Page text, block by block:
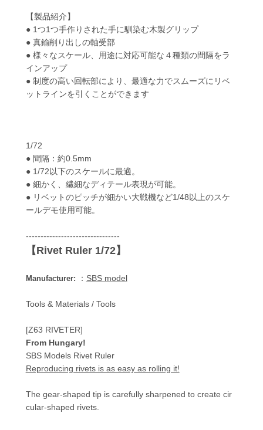
【製品紹介】
● 1つ1つ手作りされた手に馴染む木製グリップ
● 真鍮削り出しの軸受部
● 様々なスケール、用途に対応可能な４種類の間隔をラ
インアップ
● 制度の高い回転部により、最適な力でスムーズにリベ
ットラインを引くことができます
1/72
● 間隔：約0.5mm
● 1/72以下のスケールに最適。
● 細かく、繊細なディテール表現が可能。
● リベットのピッチが細かい大戦機など1/48以上のスケ
ールデモ使用可能。
--------------------------------
【Rivet Ruler 1/72】
Manufacturer: ： SBS model
Tools & Materials / Tools
[Z63 RIVETER]
From Hungary!
SBS Models Rivet Ruler
Reproducing rivets is as easy as rolling it!
The gear-shaped tip is carefully sharpened to create cir
cular-shaped rivets.